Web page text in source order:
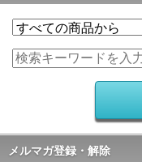
メルマガ登録・解除